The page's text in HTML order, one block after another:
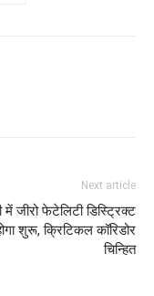
Next article
में जीरो फेटेलिटी डिस्ट्रिक्ट
शुरू, क्रिटिकल कॉरिडोर
चिन्हित